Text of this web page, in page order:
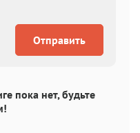
Отправить
пока нет, будьте